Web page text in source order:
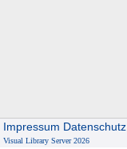
Impressum Datenschutz
Visual Library Server 2026